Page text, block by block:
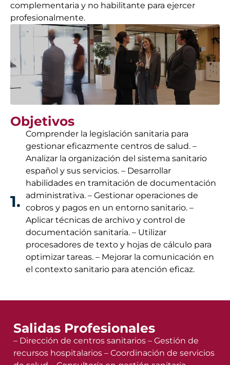
complementaria y no habilitante para ejercer
profesionalmente.
Objetivos
1.
Comprender la legislación sanitaria para
gestionar eficazmente centros de salud. –
Analizar la organización del sistema sanitario
español y sus servicios. – Desarrollar
habilidades en tramitación de documentación
administrativa. – Gestionar operaciones de
cobros y pagos en un entorno sanitario. –
Aplicar técnicas de archivo y control de
documentación sanitaria. – Utilizar
procesadores de texto y hojas de cálculo para
optimizar tareas. – Mejorar la comunicación en
el contexto sanitario para atención eficaz.
Salidas Profesionales
– Dirección de centros sanitarios – Gestión de
recursos hospitalarios – Coordinación de servicios